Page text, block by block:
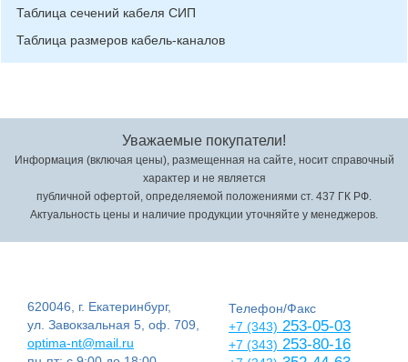
Таблица сечений кабеля СИП
Таблица размеров кабель-каналов
Уважаемые покупатели!
Информация (включая цены), размещенная на сайте, носит справочный
характер и не является
публичной офертой, определяемой положениями ст. 437 ГК РФ.
Актуальность цены и наличие продукции уточняйте у менеджеров.
620046, г. Екатеринбург,
ул. Завокзальная 5, оф. 709,
optima-nt@mail.ru
Телефон/Факс
+7 (343) 253-05-03
+7 (343) 253-80-16